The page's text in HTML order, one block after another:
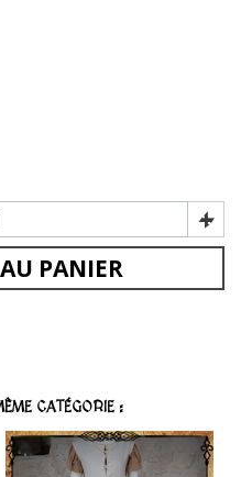
+
PANIER
CATÉGORIE :